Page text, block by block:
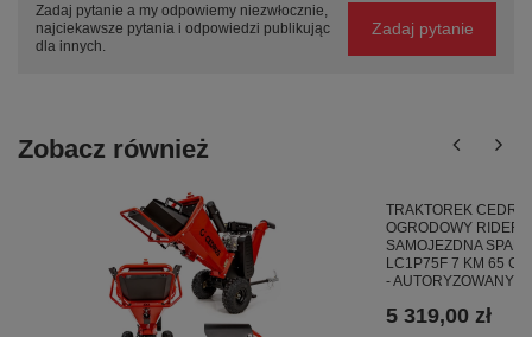
Zadaj pytanie a my odpowiemy niezwłocznie,
najciekawsze pytania i odpowiedzi publikując
dla innych.
Zadaj pytanie
Zobacz również
TRAKTOREK
OGRODOWY RIDER
SAMOJEZDNA
LC1P75F 7 KM 65
- AUTORYZOWANY
5 319,00 zł